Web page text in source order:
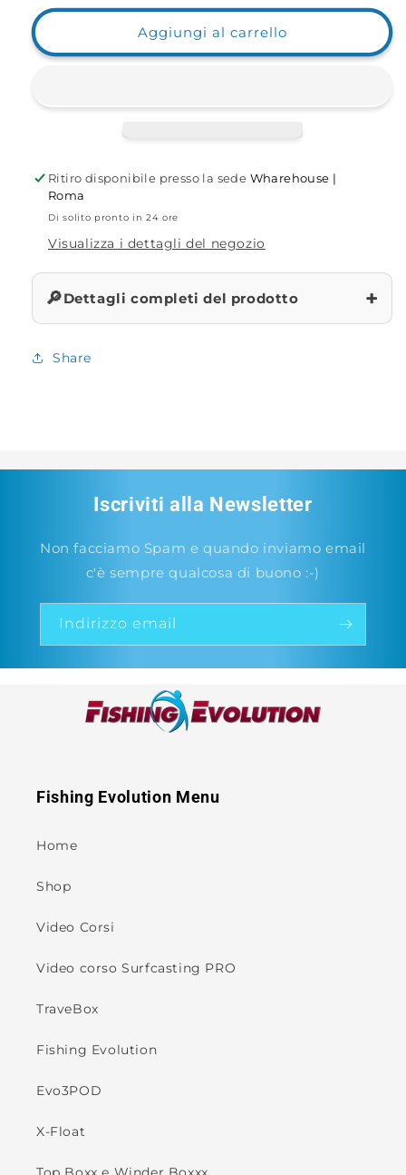
per
Postazione
per
Combo
Postazione
Aggiungi al carrello
Ritiro disponibile presso la sede Wharehouse |
Roma
Di solito pronto in 24 ore
Visualizza i dettagli del negozio
🔎Dettagli completi del prodotto +
Share
Iscriviti alla Newsletter
Non facciamo Spam e quando inviamo email
c'è sempre qualcosa di buono :-)
Indirizzo email
Fishing Evolution Menu
Home
Shop
Video Corsi
Video corso Surfcasting PRO
TraveBox
Fishing Evolution
Evo3POD
X-Float